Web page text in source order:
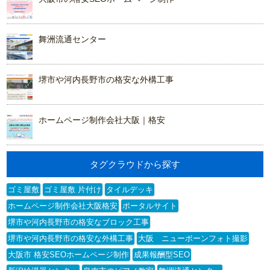
舞洲流通センター
堺市や河内長野市の格安な外構工事
ホームページ制作会社大阪｜格安
タグクラウドから探す
ゴミ屋敷 ゴミ屋敷 片付け
タイルデッキ
ホームページ制作会社大阪格安 ポータルサイト
堺市や河内長野市の格安なブロック工事
堺市や河内長野市の格安な外構工事 大阪 ニューボーンフォト撮影
大阪市 格安SEOホームページ制作 成果報酬型SEO